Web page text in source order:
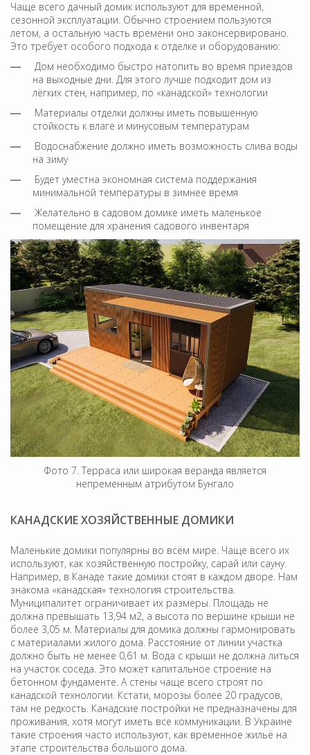
Чаще всего дачный домик используют для временной,
сезонной эксплуатации. Обычно строением пользуются
летом, а остальную часть времени оно законсервировано.
Это требует особого подхода к отделке и оборудованию:
Дом необходимо быстро натопить во время приездов
на выходные дни. Для этого лучше подходит дом из
лёгких стен, например, по «канадской» технологии
Материалы отделки должны иметь повышенную
стойкость к влаге и минусовым температурам
Водоснабжение должно иметь возможность слива воды
на зиму
Будет уместна экономная система поддержания
минимальной температуры в зимнее время
Желательно в садовом домике иметь маленькое
помещение для хранения садового инвентаря
Фото 7. Терраса или широкая веранда является
непременным атрибутом Бунгало
КАНАДСКИЕ ХОЗЯЙСТВЕННЫЕ ДОМИКИ
Маленькие домики популярны во всём мире. Чаще всего их
используют, как хозяйственную постройку, сарай или сауну.
Например, в Канаде такие домики стоят в каждом дворе. Нам
знакома «канадская» технология строительства.
Муниципалитет ограничивает их размеры. Площадь не
должна превышать 13,94 м2, а высота по вершине крыши не
более 3,05 м. Материалы для домика должны гармонировать
с материалами жилого дома. Расстояние от линии участка
должно быть не менее 0,61 м. Вода с крыши не должна литься
на участок соседа. Это может капитальное строение на
бетонном фундаменте. А стены чаще всего строят по
канадской технологии. Кстати, морозы более 20 градусов,
там не редкость. Канадские постройки не предназначены для
проживания, хотя могут иметь все коммуникации. В Украине
такие строения часто используют, как временное жильё на
этапе строительства большого дома.